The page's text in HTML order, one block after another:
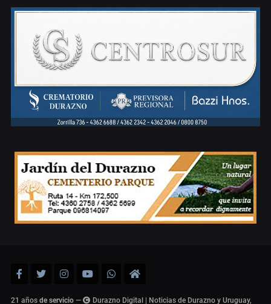
21 años de servicio — Durazno Digital | Noticias de Durazno y Uruguay,